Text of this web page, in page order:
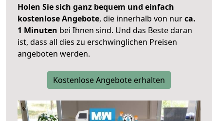
Holen Sie sich ganz bequem und einfach
kostenlose Angebote, die innerhalb von nurca.
1 Minuten bei Ihnen sind. Und das Beste daran
ist, dass all dies zu erschwinglichen Preisen
angeboten werden.
Kostenlose Angebote erhalten